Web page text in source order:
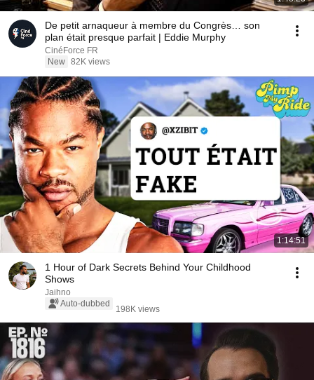
De petit arnaqueur à membre du Congrès… son
plan était presque parfait | Eddie Murphy
CinéForce FR
New 82K views
1:14:51
1 Hour of Dark Secrets Behind Your Childhood
Shows
Jaihno
Auto-dubbed
198K views